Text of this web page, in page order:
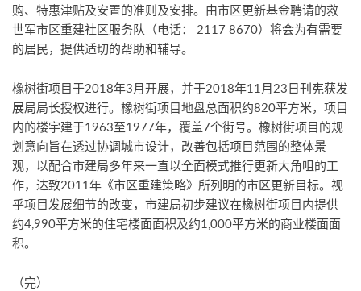
购、特惠津贴及安置的准则及安排。由市区更新基金聘请的救
世军市区重建社区服务队（电话： 2117 8670）将会为有需要
的居民，提供适切的帮助和辅导。
橡树街项目于2018年3月开展，并于2018年11月23日刊宪获发
展局局长授权进行。橡树街项目地盘总面积约820平方米，项目
内的楼宇建于1963至1977年，覆盖7个街号。橡树街项目的规
划意向旨在透过协调城市设计，改善包括项目范围的整体景
观，以配合市建局多年来一直以全面模式推行更新大角咀的工
作，达致2011年《市区重建策略》所列明的市区更新目标。视
乎项目发展细节的改变，市建局初步建议在橡树街项目内提供
约4,990平方米的住宅楼面面积及约1,000平方米的商业楼面面
积。
（完）